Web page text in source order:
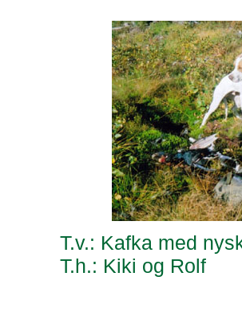
T.v.: Kafka med
T.h.: Kiki og Rolf